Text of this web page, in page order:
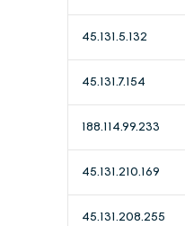
45.131.5.132
45.131.7.154
188.114.99.233
45.131.210.169
45.131.208.255